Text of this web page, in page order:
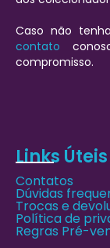
Caso não
contato
compromisso.
Links Úteis
Contatos
Dúvidas
Trocas e
Política de
Regras Pré-